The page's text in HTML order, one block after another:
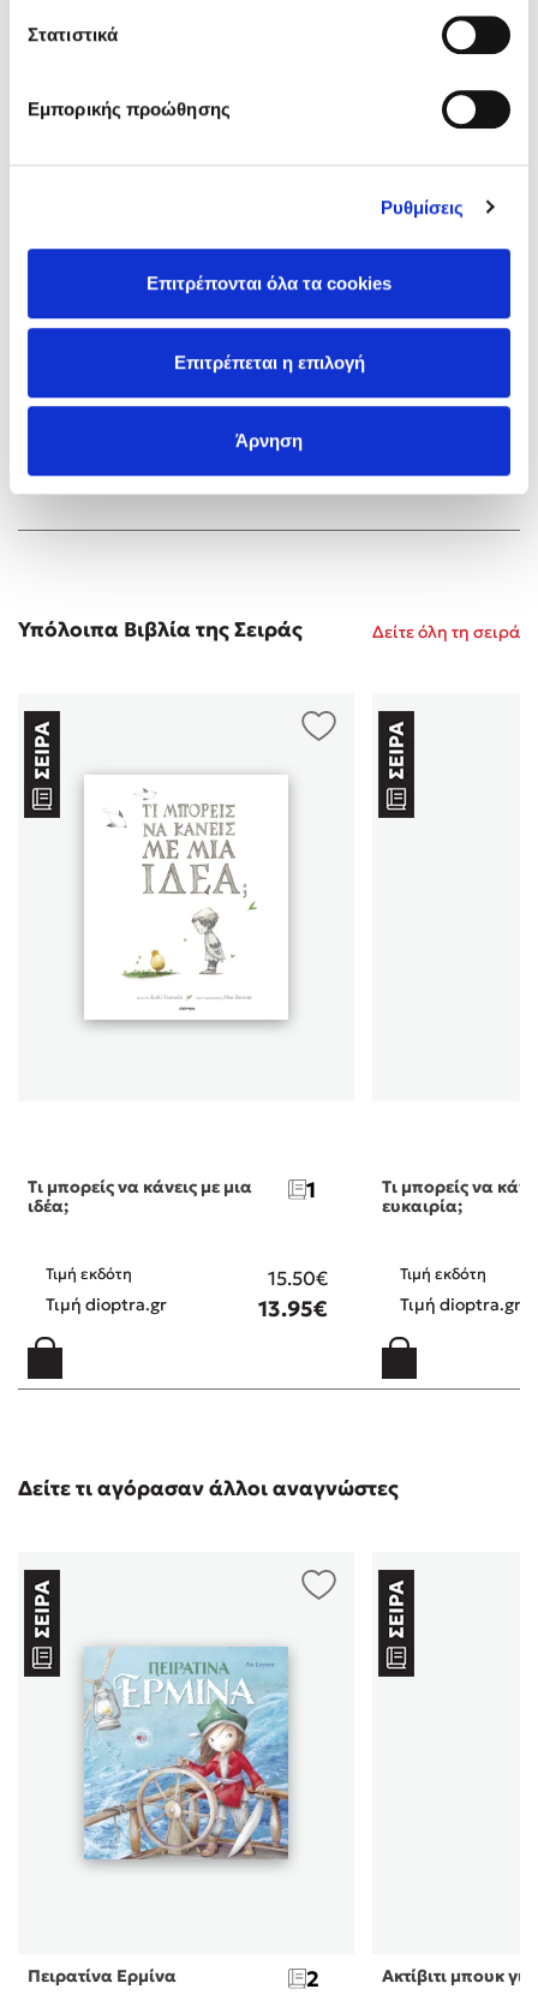
Στατιστικά
Εμπορικής προώθησης
Ρυθμίσεις
Επιτρέπονται όλα τα cookies
Επιτρέπεται η επιλογή
Άρνηση
Χάρη σε σένα, μπαμπά 2
11.97€
Χάρη σε σένα,
Υπόλοιπα Βιβλία της Σειράς Δείτε όλη τη σειρά
Τι μπορείς να κάνεις με μια
ιδέα;
1
Τιμή εκδότη 15.50€
Τιμή dioptra.gr 13.95€
Τι μπορείς να
ευκαιρία;
Τιμή εκδότη
Τιμή dioptra.gr
Δείτε τι αγόρασαν άλλοι αναγνώστες
Πειρατίνα Ερμίνα 2 Ακτίβιτι μπουκ